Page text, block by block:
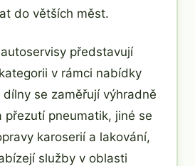
do větších měst.
představují
v rámci nabídky
se zaměřují výhradně
přezutí pneumatik, jiné se
karoserií a lakování,
služby v oblasti